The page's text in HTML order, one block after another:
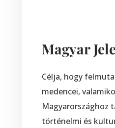
Magyar
Célja, hogy
medencei,
Magyarországhoz
történelmi és